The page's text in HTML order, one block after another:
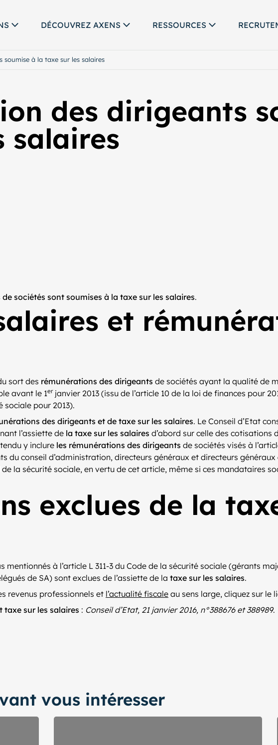
DÉCOUVREZ AXENS RESSOURCES
soumise à la taxe sur les salaires
des dirigeants
salaires
sociétés sont soumises à la taxe sur les salaires.
et
sort des rémunérations des dirigeants de sociétés ayant la qualité de
avant le 1erjanvier 2013 (issu de l’article 10 de la loi de finances pour
sociale pour 2013).
des dirigeants et de taxe sur les salaires. Le Conseil d’Etat
l’assiette de la taxe sur les salaires d’abord sur celle des cotisations
y inclure les rémunérations des dirigeants de sociétés visés à
du conseil d’administration, directeurs généraux et directeurs
la sécurité sociale, en vertu de cet article, même si ces mandataires
exclues de la
mentionnés à l’article L 311-3 du Code de la sécurité sociale (gérants
de SA) sont exclues de l’assiette de la taxe sur les salaires.
revenus professionnels et l’actualité fiscale au sens large, cliquez sur le
sur les salaires : Conseil d’Etat, 21 janvier 2016, n°388676 et 388989.
vous intéresser